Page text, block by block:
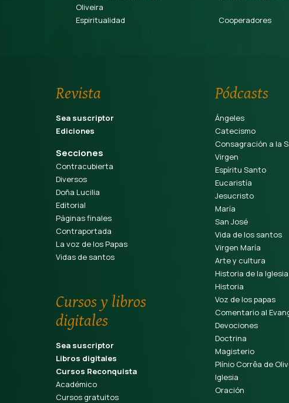
Oliveira
Espiritualidad Cooperadores
Revista
Sea suscriptor
Ediciones
Secciones
Contracubierta
Diversos
Doña Lucilia
Editorial
Páginas finales
Contraportada
La voz de los Papas
Vidas de santos
Cursos y libros
digitales
Sea suscriptor
Libros digitales
Cursos Reconquista
Académico
Cursos gratuitos
Pódcasts
Ángeles
Catecismo
Consagración a la
Virgen
Espíritu Santo
Eucaristía
Jesucristo
María
San José
Vida de los santos
Virgen María
Arte y cultura
Historia de la Iglesia
Historia
Voz de los papas
Comentario al
Devociones
Doctrina
Magisterio
Plínio Corrêa de
Iglesia
Oración